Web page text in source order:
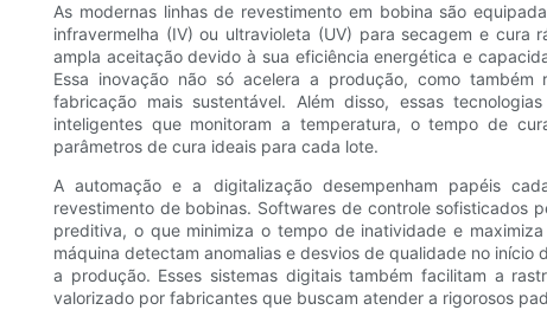
As modernas linhas de revestimento em bobina são
infravermelha (IV) ou ultravioleta (UV) para secagem e cura
ampla aceitação devido à sua eficiência energética e
Essa inovação não só acelera a produção, como
fabricação mais sustentável. Além disso, essas
inteligentes que monitoram a temperatura, o tempo de
parâmetros de cura ideais para cada lote.
A automação e a digitalização desempenham papéis
revestimento de bobinas. Softwares de controle sofisticados
preditiva, o que minimiza o tempo de inatividade e
máquina detectam anomalias e desvios de qualidade no
a produção. Esses sistemas digitais também facilitam a
valorizado por fabricantes que buscam atender a rigorosos